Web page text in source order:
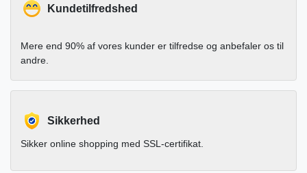
Kundetilfredshed
Mere end 90% af vores kunder er tilfredse og anbefaler os til
andre.
Sikkerhed
Sikker online shopping med SSL-certifikat.